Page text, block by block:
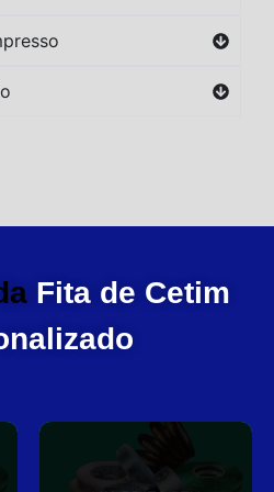
Fita de Cetim